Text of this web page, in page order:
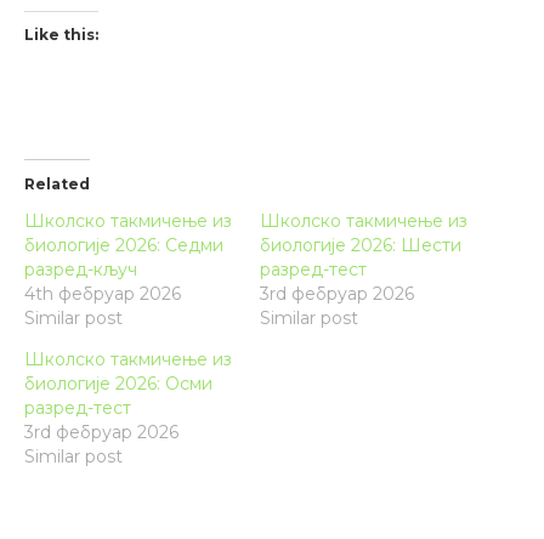
Like this:
Related
Школско такмичење из
биологије 2026: Седми
разред-кључ
4th фебруар 2026
Similar post
Школско такмичење из
биологије 2026: Шести
разред-тест
3rd фебруар 2026
Similar post
Школско такмичење из
биологије 2026: Осми
разред-тест
3rd фебруар 2026
Similar post